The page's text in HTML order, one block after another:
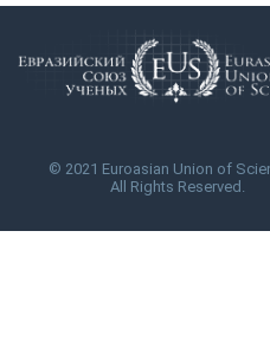
© 2021 Euroasian Union of
All Rights Reserved.